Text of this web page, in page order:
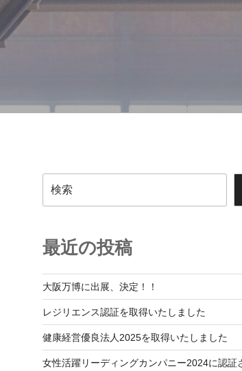
索
最近の投稿
大阪万博に出展、決定！！
レジリエンス認証を取得いたしました
健康経営優良法人2025を取得いたしました
女性活躍リーディングカンパニー2024に認証